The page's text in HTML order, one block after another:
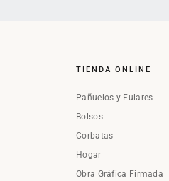
TIENDA ONLINE
Pañuelos y Fulares
Bolsos
Corbatas
Hogar
Obra Gráfica Firmada